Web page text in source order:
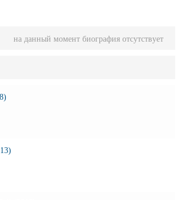
на данный момент биография отсутствует